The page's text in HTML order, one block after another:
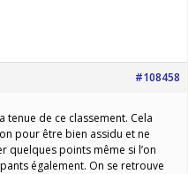
#108458
de ce classement. Cela
pour être bien assidu et ne
points même si l’on
également. On se retrouve